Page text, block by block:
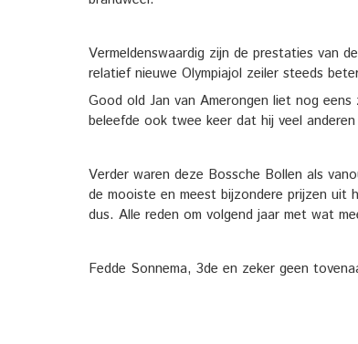
Vermeldenswaardig zijn de prestaties van
relatief nieuwe Olympiajol zeiler steeds
Good old Jan van Amerongen liet nog
beleefde ook twee keer dat hij veel
Verder waren deze Bossche Bollen als
de mooiste en meest bijzondere prijzen uit
dus. Alle reden om volgend jaar met wat
Fedde Sonnema, 3de en zeker geen